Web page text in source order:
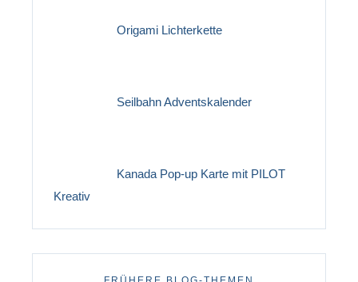
Origami Lichterkette
Seilbahn Adventskalender
Kanada Pop-up Karte mit PILOT
Kreativ